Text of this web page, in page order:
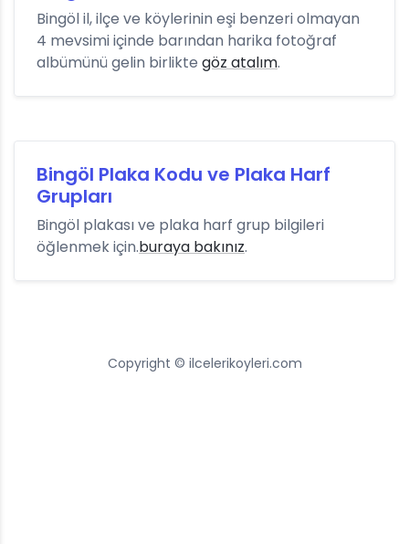
Bingöl il, ilçe ve köylerinin eşi benzeri olmayan
4 mevsimi içinde barından harika fotoğraf
albümünü gelin birlikte göz atalım.
Bingöl Plaka Kodu ve Plaka Harf
Grupları
Bingöl plakası ve plaka harf grup bilgileri
öğlenmek için.buraya bakınız.
Copyright © ilcelerikoyleri.com